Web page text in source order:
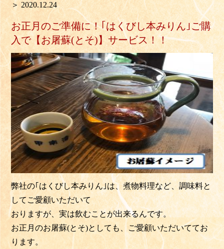
＞ 2020.12.24
お正月のご準備に！｢はくびし本みりん｣ご購
入で【お屠蘇(とそ)】サービス！！
弊社の｢はくびし本みりん｣は、煮物料理など、調味料と
してご愛顧いただいて
おりますが、実は飲むことが出来るんです。
お正月のお屠蘇(とそ)としても、ご愛顧いただいててお
ります。